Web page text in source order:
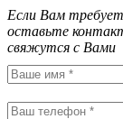
Если Вам
оставьте
свяжутся с Вами